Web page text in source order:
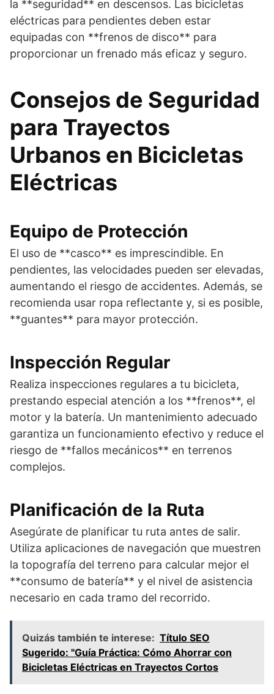
la **seguridad** en descensos. Las bicicletas
eléctricas para pendientes deben estar
equipadas con **frenos de disco** para
proporcionar un frenado más eficaz y seguro.
Consejos de Seguridad
para Trayectos
Urbanos en Bicicletas
Eléctricas
Equipo de Protección
El uso de **casco** es imprescindible. En
pendientes, las velocidades pueden ser elevadas,
aumentando el riesgo de accidentes. Además, se
recomienda usar ropa reflectante y, si es posible,
**guantes** para mayor protección.
Inspección Regular
Realiza inspecciones regulares a tu bicicleta,
prestando especial atención a los **frenos**, el
motor y la batería. Un mantenimiento adecuado
garantiza un funcionamiento efectivo y reduce el
riesgo de **fallos mecánicos** en terrenos
complejos.
Planificación de la Ruta
Asegúrate de planificar tu ruta antes de salir.
Utiliza aplicaciones de navegación que muestren
la topografía del terreno para calcular mejor el
**consumo de batería** y el nivel de asistencia
necesario en cada tramo del recorrido.
Quizás también te interese: Título SEO
Sugerido: "Guía Práctica: Cómo Ahorrar con
Bicicletas Eléctricas en Trayectos Cortos